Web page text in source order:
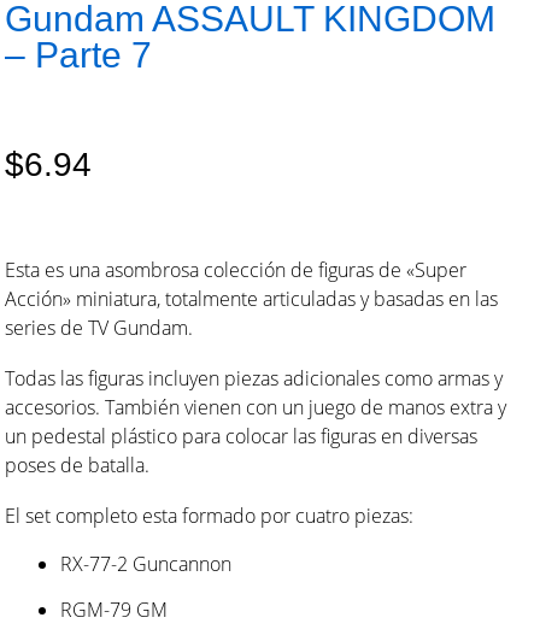
Gundam ASSAULT KINGDOM
– Parte 7
$6.94
Esta es una asombrosa colección de figuras de «Super
Acción» miniatura, totalmente articuladas y basadas en las
series de TV Gundam.
Todas las figuras incluyen piezas adicionales como armas y
accesorios. También vienen con un juego de manos extra y
un pedestal plástico para colocar las figuras en diversas
poses de batalla.
El set completo esta formado por cuatro piezas:
RX-77-2 Guncannon
RGM-79 GM